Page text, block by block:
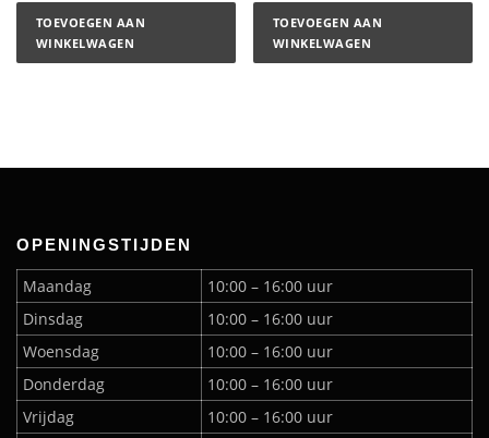
TOEVOEGEN AAN
WINKELWAGEN
TOEVOEGEN AAN
WINKELWAGEN
OPENINGSTIJDEN
Maandag
10:00 – 16:00 uur
Dinsdag
10:00 – 16:00 uur
Woensdag
10:00 – 16:00 uur
Donderdag
10:00 – 16:00 uur
Vrijdag
10:00 – 16:00 uur